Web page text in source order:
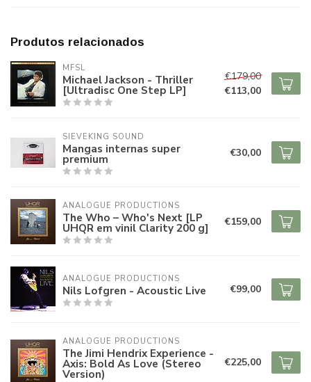
Produtos relacionados
MFSL
Michael Jackson - Thriller
[Ultradisc One Step LP]
€179,00
€113,00
SIEVEKING SOUND
Mangas internas super
premium €30,00
ANALOGUE PRODUCTIONS
The Who – Who's Next [LP
UHQR em vinil Clarity 200 g] €159,00
ANALOGUE PRODUCTIONS
Nils Lofgren - Acoustic Live €99,00
ANALOGUE PRODUCTIONS
The Jimi Hendrix Experience -
Axis: Bold As Love (Stereo
Version)
€225,00